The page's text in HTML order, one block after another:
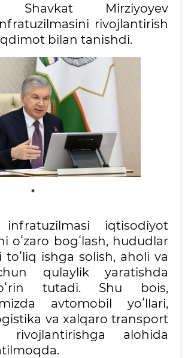
Shavkat Mirziyoyev
rivojlantirish
bilan tanishdi.
infratuzilmasi iqtisodiyot
oʻzaro bogʻlash, hududlar
toʻliq ishga solish, aholi va
qulaylik yaratishda
tutadi. Shu bois,
avtomobil yoʻllari,
va xalqaro transport
rivojlantirishga alohida